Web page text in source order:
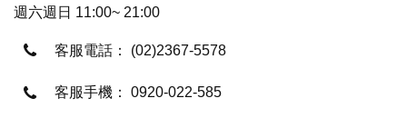
週六週日 11:00~ 21:00
客服電話： (02)2367-5578
客服手機： 0920-022-585